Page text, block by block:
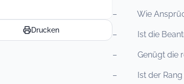
Drucken
– Wie Ansprüche
– Ist die
– Genügt die
– Ist der Rang